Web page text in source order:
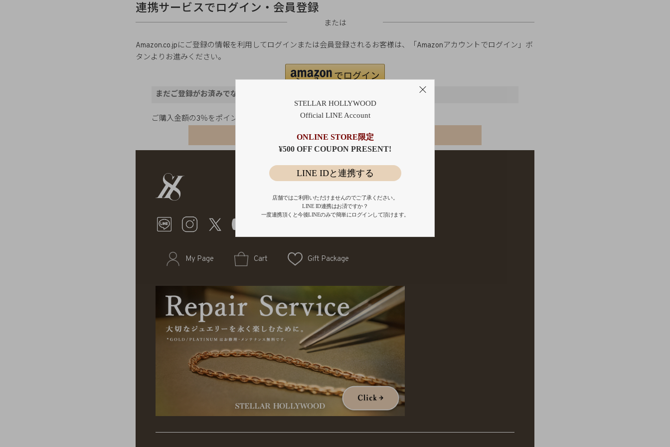
連携サービスでログイン・会員登録
または
Amazon.co.jpにご登録の情報を利用してログインまたは会員登録されるお客様は、「Amazonアカウントでログイン」ボ
タンよりお進みください。
まだご登録がお済みでないお客様
ご購入金額の3％をポイント還元
会員登録
My Page Cart Gift Package
STELLAR HOLLYWOOD
Official LINE Account
ONLINE STORE限定
¥500 OFF COUPON PRESENT!
LINE IDと連携する
店舗ではご利用いただけませんのでご了承ください。
LINE ID連携はお済ですか？
一度連携頂くと今後LINEのみで簡単にログインして頂けます。